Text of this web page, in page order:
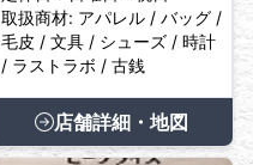
取扱商材: アパレル / バッグ /
毛皮 / 文具 / シューズ / 時計
/ ラストラボ / 古銭
店舗詳細・地図